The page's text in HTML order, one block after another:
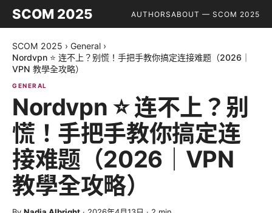
SCOM 2025 AUTHORSABOUT — SCOM 2025
SCOM 2025 › General ›
Nordvpn ⭐ 连不上？别慌！手把手教你搞定连接难题（2026｜
VPN 教學全攻略）
GENERAL
Nordvpn ⭐ 连不上？别
慌！手把手教你搞定连
接难题（2026｜VPN
教學全攻略）